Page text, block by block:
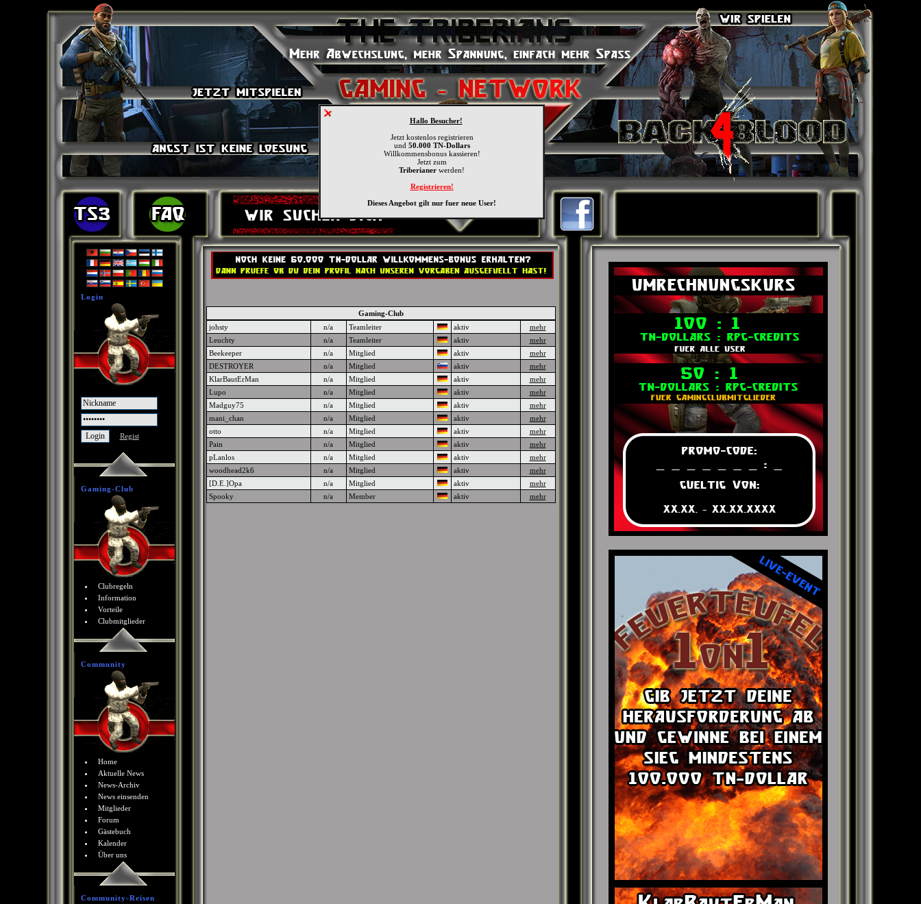
Hallo Besucher!
Jetzt kostenlos registrieren
und 50.000 TN-Dollars
Willkommensbonus kassieren!
Jetzt zum
Triberianer werden!
Registrieren!
Dieses Angebot gilt nur fuer neue User!
»Teams» Gaming-Club
Login
Regist
Gaming-Club
Clubregeln
Information
Vorteile
Clubmitglieder
Community
Home
Aktuelle News
News-Archiv
News einsenden
Mitglieder
Forum
Gästebuch
Kalender
Über uns
Community-Reisen
Gaming-Club
johsty
n/a Teamleiter aktiv
mehr
Leuchty
n/a Teamleiter aktiv
mehr
Beekeeper
n/a Mitglied aktiv
mehr
DESTROYER
n/a Mitglied aktiv
mehr
KlarBautErMan
n/a Mitglied aktiv
mehr
Lupo
n/a Mitglied aktiv
mehr
Madguy75
n/a Mitglied aktiv
mehr
mani_chan
n/a Mitglied aktiv
mehr
otto
n/a Mitglied aktiv
mehr
Pain
n/a Mitglied aktiv
mehr
pLanlos
n/a Mitglied aktiv
mehr
woodhead2k6
n/a Mitglied aktiv
mehr
[D.E.]Opa
n/a Mitglied aktiv
mehr
Spooky
n/a Member aktiv mehr